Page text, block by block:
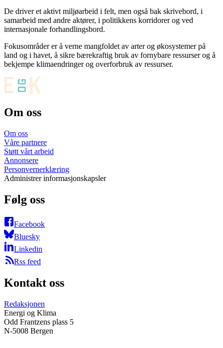
De driver et aktivt miljøarbeid i felt, men også bak skrivebord, i
samarbeid med andre aktører, i politikkens korridorer og ved
internasjonale forhandlingsbord.
Fokusområder er å verne mangfoldet av arter og økosystemer på
land og i havet, å sikre bærekraftig bruk av fornybare ressurser og å
bekjempe klimaendringer og overforbruk av ressurser.
Om oss
Om oss
Våre partnere
Støtt vårt arbeid
Annonsere
Personvernerklæring
Administrer informasjonskapsler
Følg oss
Facebook
Bluesky
Linkedin
Rss feed
Kontakt oss
Redaksjonen
Energi og Klima
Odd Frantzens plass 5
N-5008 Bergen